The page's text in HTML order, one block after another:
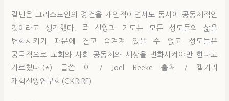
칼빈은 그리스도인의 경건을 개인적이면서도 동시에 공동체적인
것이라고 생각했다. 즉 신앙과 기도는 모든 성도들의 삶을
변화시키기 때문에 결코 숨겨져 있을 수 없고 성도들은
궁극적으로 교회와 사회 공동체와 세상을 변화시켜야만 한다고
가르쳤다.(*) 글쓴 이 / Joel Beeke 출처 / 캘거리
개혁신앙연구회(CKRIRF)